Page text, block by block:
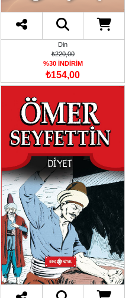
Din
₺220,00
%30 İNDİRİM
₺154,00